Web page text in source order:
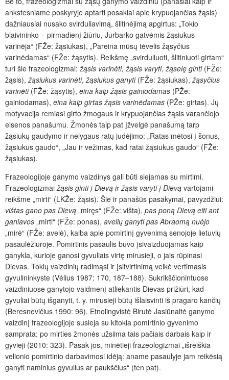
ankstesniame poskyryje aptarti posakiai apie krypuojančias žąsis)
dažniausiai nusako svirduliavimą, šlitinėjimą apgirtus: „Tokio
blaivininko – pirmadienį žiūriu, Jurbarko gatvėmis žąsiukus
varinėja“ (FŽe: žąsiukas), „Pareina mūsų tėvelis žąsyčius
varinėdamas“ (FŽe: žąsytis). Reikšmę „svirduliuoti, šlitiniuoti girtam“
turi šie frazeologizmai:žąsis varinėti, žąsis varyti,žąselę ginti (FŽe:
žąsis),žąsiukus varinėti,žąsiukus ganyti (FŽe: žąsiukas),žąsyčius
varinėti (FŽe: žąsytis), eina kaip žąsis gainiodamas (PŽe:
gainiodamas), eina kaip girtas žąsis varinėdamas (PŽe: girtas). Jų
motyvacija remiasi girto žmogaus ir krypuojančias žąsis varančiojo
eisenos panašumu. Žmonės taip pat įžvelgė panašumą tarp
žąsiukų gaudymo ir nelygaus ratų judėjimo: „Ratas mėtosi į šonus,
žąsiukus gaudo“, „Jau ir vežimas, kad ratai žąsiukus gaudo“ (FŽe:
žąsiukas).
Frazeologijoje ganymo vaizdinys gali būti siejamas su mirtimi.
Frazeologizmaižąsis ginti į Dievą ir žąsis varyti į Dievą vartojami
reikšme „mirti“ (LKŽe: žąsis). Šie ir panašūs pasakymai, pavyzdžiui:
vištas gano pas Dievą „miręs“ (FŽe: višta), pas poną Dievą eiti ant
ganiavos „mirti“ (FŽe: ponas), avelių ganyti pas Abraomą nuėjo
„mirė“ (FŽe: avelė), kalba apie pomirtinį gyvenimą senojoje lietuvių
pasaulėžiūroje. Pomirtinis pasaulis buvo įsivaizduojamas kaip
ganykla, kurioje ganosi gyvuliais virtę mirusieji, o jais rūpinasi
Dievas. Tokių vaizdinių radimąsi ir įsitvirtinimą veikė vertimasis
gyvulininkyste (Vėlius 1987: 170, 187–188). Sukrikščionintuose
vaizdiniuose ganytojo vaidmenį atliekantis Dievas prižiūri, kad
gyvuliai būtų išganyti, t. y. mirusieji būtų išlaisvinti iš pragaro kančių
(Beresnevičius 1990: 96). Etnolingvistė Birutė Jasiūnaitė ganymo
vaizdinį frazeologijoje susieja su kitokia pomirtinio gyvenimo
samprata: po mirties žmonės užsiima tais pačiais darbais kaip ir
gyvieji (2010: 323). Pasak jos, minėtieji frazeologizmai „išreiškia
velionio pomirtinio darbavimosi idėją: aname pasaulyje jam reikėsią
ganyti naminius gyvulius ar paukščius“ (ten pat).